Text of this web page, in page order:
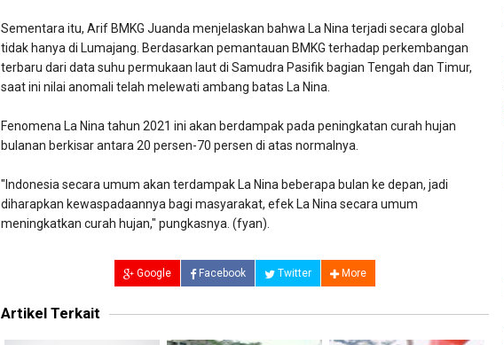
Sementara itu, Arif BMKG Juanda menjelaskan bahwa La Nina terjadi secara global
tidak hanya di Lumajang. Berdasarkan pemantauan BMKG terhadap perkembangan
terbaru dari data suhu permukaan laut di Samudra Pasifik bagian Tengah dan Timur,
saat ini nilai anomali telah melewati ambang batas La Nina.
Fenomena La Nina tahun 2021 ini akan berdampak pada peningkatan curah hujan
bulanan berkisar antara 20 persen-70 persen di atas normalnya.
"Indonesia secara umum akan terdampak La Nina beberapa bulan ke depan, jadi
diharapkan kewaspadaannya bagi masyarakat, efek La Nina secara umum
meningkatkan curah hujan," pungkasnya. (fyan).
Google Facebook Twitter More
Artikel Terkait